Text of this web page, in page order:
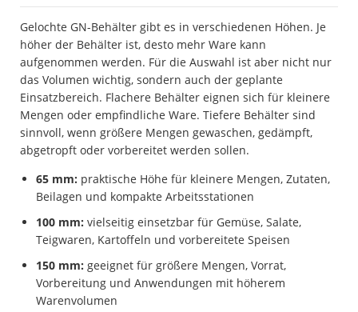
Gelochte GN-Behälter gibt es in verschiedenen Höhen. Je
höher der Behälter ist, desto mehr Ware kann
aufgenommen werden. Für die Auswahl ist aber nicht nur
das Volumen wichtig, sondern auch der geplante
Einsatzbereich. Flachere Behälter eignen sich für kleinere
Mengen oder empfindliche Ware. Tiefere Behälter sind
sinnvoll, wenn größere Mengen gewaschen, gedämpft,
abgetropft oder vorbereitet werden sollen.
65 mm: praktische Höhe für kleinere Mengen, Zutaten,
Beilagen und kompakte Arbeitsstationen
100 mm: vielseitig einsetzbar für Gemüse, Salate,
Teigwaren, Kartoffeln und vorbereitete Speisen
150 mm: geeignet für größere Mengen, Vorrat,
Vorbereitung und Anwendungen mit höherem
Warenvolumen